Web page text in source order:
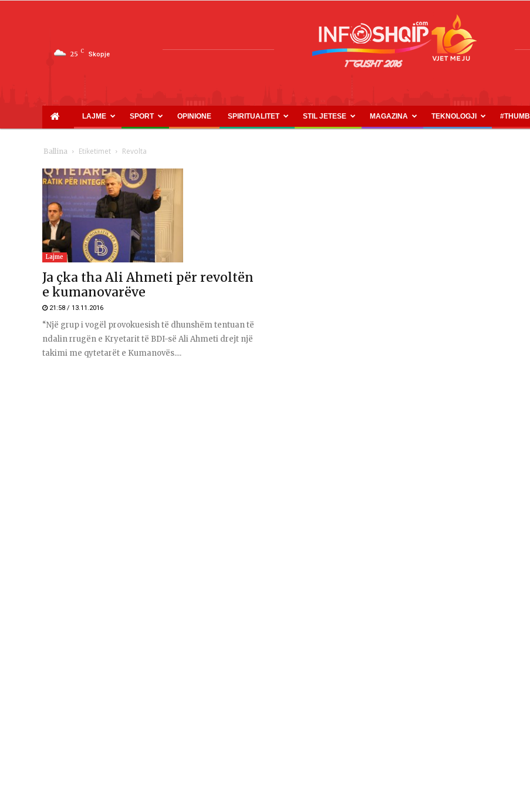
25 C Skopje
INFOSHQIP.COM
LAJME SPORT OPINIONE SPIRITUALITET STIL JETESE MAGAZINA TEKNOLOGJI #THUMB
Ballina Etiketimet Revolta
Lajme
Ja çka tha Ali Ahmeti për revoltën
e kumanovarëve
21:58 / 13.11.2016
“Një grup i vogël provokuesish të dhunshëm tentuan të
ndalin rrugën e Kryetarit të BDI-së Ali Ahmeti drejt një
takimi me qytetarët e Kumanovës....